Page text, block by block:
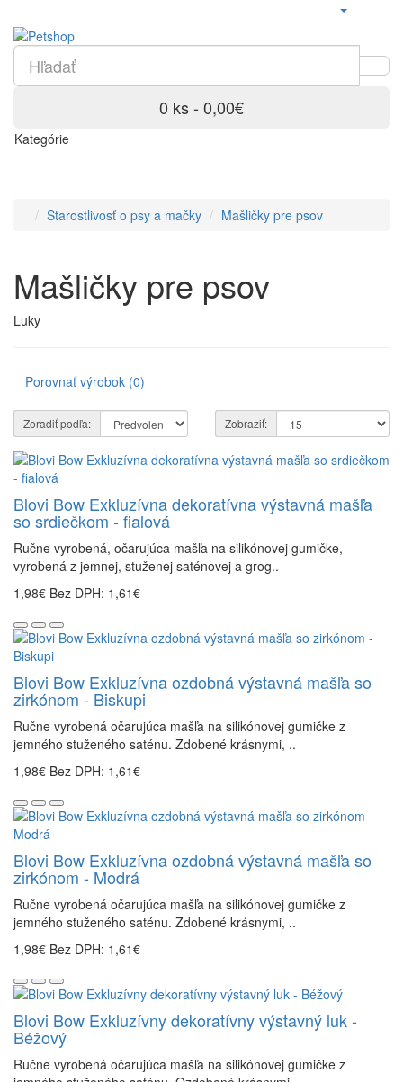
0 ks - 0,00€
Kategórie
Starostlivosť o psy a mačky Mašličky pre psov
Mašličky pre psov
Luky
Porovnať výrobok (0)
Zoradiť podľa: Zobraziť:
Blovi Bow Exkluzívna dekoratívna výstavná mašľa
so srdiečkom - fialová
Ručne vyrobená, očarujúca mašľa na silikónovej gumičke,
vyrobená z jemnej, stuženej saténovej a grog..
1,98€ Bez DPH: 1,61€
Blovi Bow Exkluzívna ozdobná výstavná mašľa so
zirkónom - Biskupi
Ručne vyrobená očarujúca mašľa na silikónovej gumičke z
jemného stuženého saténu. Zdobené krásnymi, ..
1,98€ Bez DPH: 1,61€
Blovi Bow Exkluzívna ozdobná výstavná mašľa so
zirkónom - Modrá
Ručne vyrobená očarujúca mašľa na silikónovej gumičke z
jemného stuženého saténu. Zdobené krásnymi, ..
1,98€ Bez DPH: 1,61€
Blovi Bow Exkluzívny dekoratívny výstavný luk -
Béžový
Ručne vyrobená očarujúca mašľa na silikónovej gumičke z